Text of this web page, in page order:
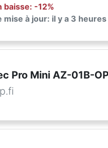
baisse: -12%
mise à jour: il y a 3 heures
Pro Mini AZ-01B-